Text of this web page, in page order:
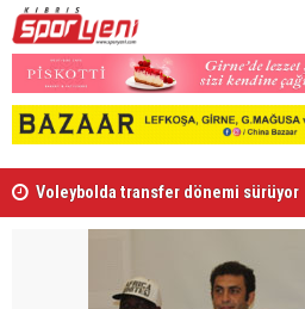
Voleybolda transfer dönemi sürüyor